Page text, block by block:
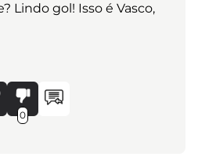
Lindo gol! Isso é Vasco,
0